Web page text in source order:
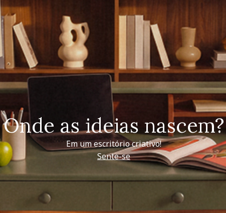
Onde as ideias nascem?
Em um escritório criativo!
Sente-se